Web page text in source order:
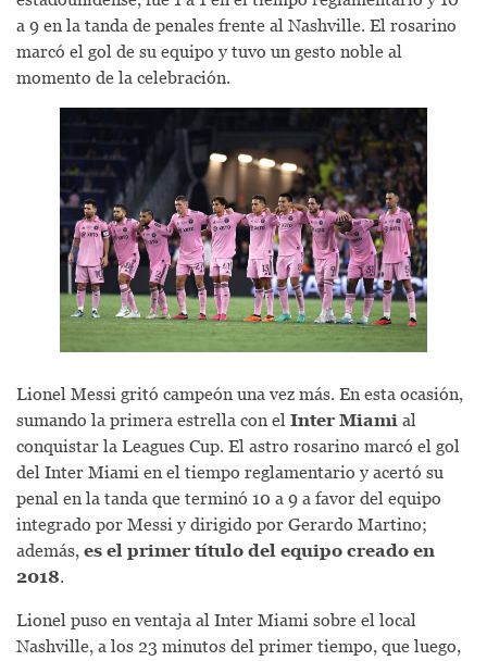
a 9 en la tanda de penales frente al Nashville. El rosarino
marcó el gol de su equipo y tuvo un gesto noble al
momento de la celebración.
Lionel Messi gritó campeón una vez más. En esta ocasión,
sumando la primera estrella con el Inter Miami al
conquistar la Leagues Cup. El astro rosarino marcó el gol
del Inter Miami en el tiempo reglamentario y acertó su
penal en la tanda que terminó 10 a 9 a favor del equipo
integrado por Messi y dirigido por Gerardo Martino;
además, es el primer título del equipo creado en
2018.
Lionel puso en ventaja al Inter Miami sobre el local
Nashville, a los 23 minutos del primer tiempo, que luego,